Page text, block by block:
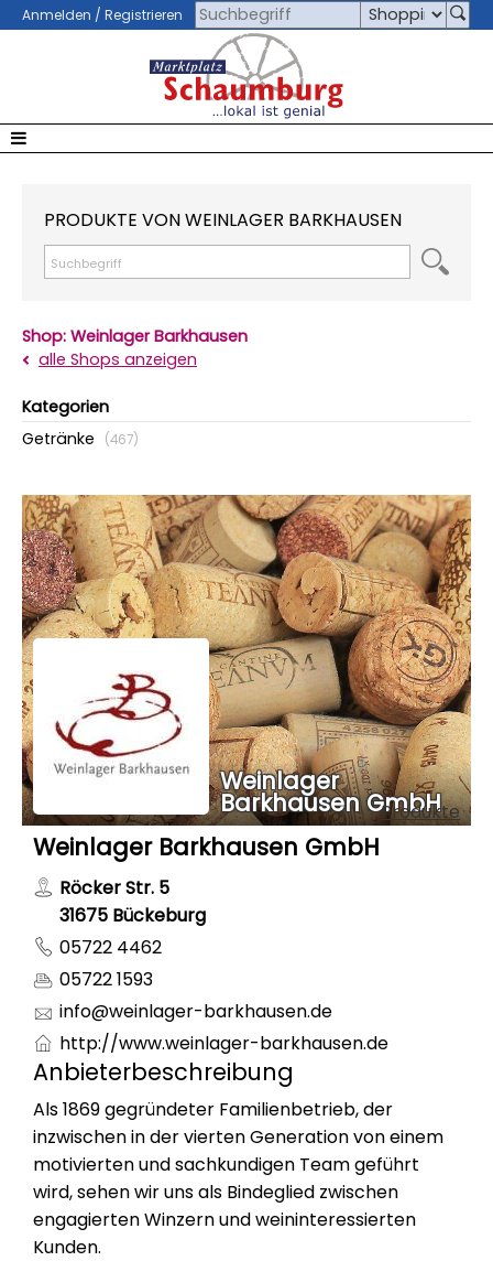
Anmelden / Registrieren
PRODUKTE VON WEINLAGER BARKHAUSEN
Shop: Weinlager Barkhausen
alle Shops anzeigen
Kategorien
Getränke
(467)
Weinlager
Barkhausen GmbH
Produkte
Weinlager Barkhausen GmbH
Röcker Str. 5
31675 Bückeburg
05722 4462
05722 1593
info@weinlager-barkhausen.de
http://www.weinlager-barkhausen.de
Anbieterbeschreibung
Als 1869 gegründeter Familienbetrieb, der
inzwischen in der vierten Generation von einem
motivierten und sachkundigen Team geführt
wird, sehen wir uns als Bindeglied zwischen
engagierten Winzern und weininteressierten
Kunden.